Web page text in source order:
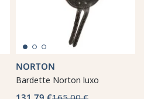
NORTON
Bardette Norton luxo